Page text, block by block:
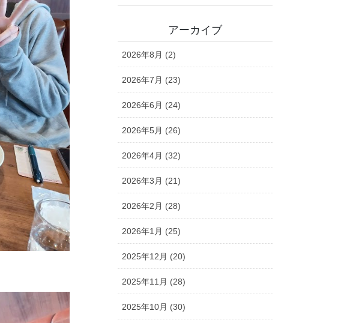
アーカイブ
2026年8月 (2)
2026年7月 (23)
2026年6月 (24)
2026年5月 (26)
2026年4月 (32)
2026年3月 (21)
2026年2月 (28)
2026年1月 (25)
2025年12月 (20)
2025年11月 (28)
2025年10月 (30)